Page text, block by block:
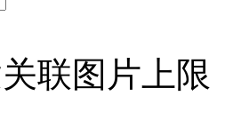
联图片上限